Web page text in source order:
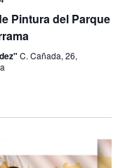
e
n
Pintura del Parque
C. Cañada, 26,